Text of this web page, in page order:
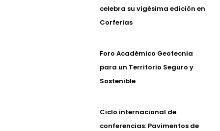
celebra su vigésima edición en
Corferias
Foro Académico Geotecnia
para un Territorio Seguro y
Sostenible
Ciclo internacional de
conferencias: Pavimentos de